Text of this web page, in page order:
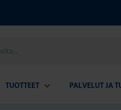
TUOTTEET PALVELUT JA